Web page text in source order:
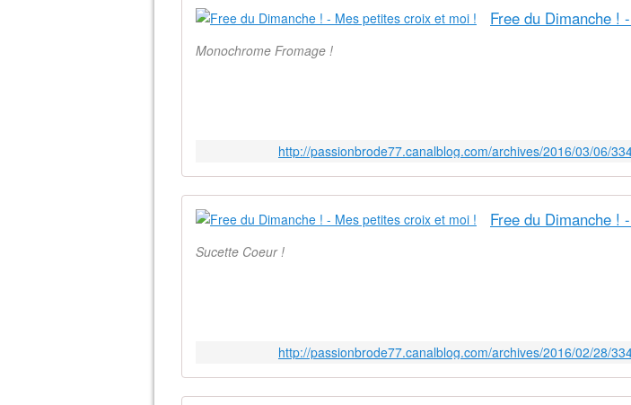
Monochrome Fromage !
http://passionbrode77.canalblog.com/archives/2016/03/06/
Sucette Coeur !
http://passionbrode77.canalblog.com/archives/2016/02/28/